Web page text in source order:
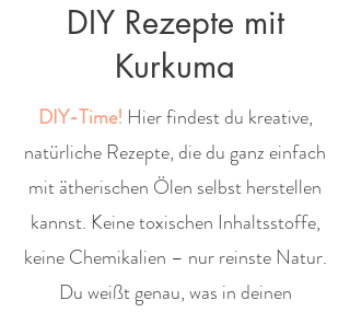
DIY Rezepte mit
Kurkuma
DIY-Time! Hier findest du kreative,
natürliche Rezepte, die du ganz einfach
mit ätherischen Ölen selbst herstellen
kannst. Keine toxischen Inhaltsstoffe,
keine Chemikalien – nur reinste Natur.
Du weißt genau, was in deinen